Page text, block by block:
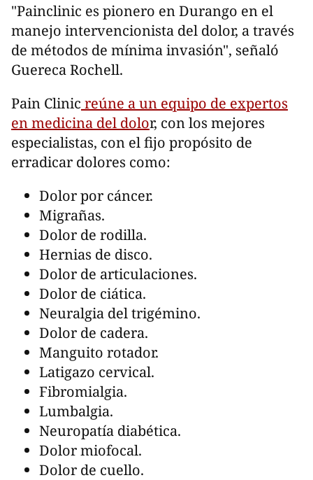
"Painclinic es pionero en Durango en el
manejo intervencionista del dolor, a través
de métodos de mínima invasión", señaló
Guereca Rochell.
Pain Clinic reúne a un equipo de expertos
en medicina del dolor, con los mejores
especialistas, con el fijo propósito de
erradicar dolores como:
Dolor por cáncer.
Migrañas.
Dolor de rodilla.
Hernias de disco.
Dolor de articulaciones.
Dolor de ciática.
Neuralgia del trigémino.
Dolor de cadera.
Manguito rotador.
Latigazo cervical.
Fibromialgia.
Lumbalgia.
Neuropatía diabética.
Dolor miofocal.
Dolor de cuello.